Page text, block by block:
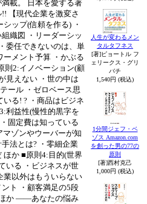
載。 日本を愛する著
【現代企業を激変さ
ップ(信頼を作る) ・
織図 ・リーダーシッ
委任できないのは、単
メント予算 ・かぶる
則2:イノベーション(顧
見えない ・世の中は
ール ・ゼロベース思
る! ? ・商品はビジネ
利益性(慢性的黒字を
固定費は知っている
マゾンやウーバーが知
法とは? ・零細企業
ほか ■原則4:目的(世界
いる ・ビジネスが世
業以外はもういらない
ト ・顧客満足の5段
か ――あなたの悩み
人生が変わるメン
タルタフネス
[著]ピョートル フ
ェリークス・グリ
バチ
1,540円 (税込)
1分間ジェフ・ベ
ゾス Amazon.com
を創った男の77の
原則
[著]西村克己
1,000円 (税込)